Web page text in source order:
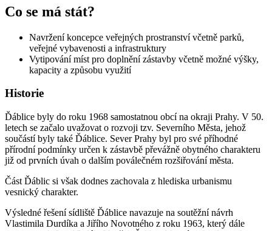
Co se má stát?
Navržení koncepce veřejných prostranství včetně parků,
veřejné vybavenosti a infrastruktury
Vytipování míst pro doplnění zástavby včetně možné výšky,
kapacity a způsobu využití
Historie
Ďáblice byly do roku 1968 samostatnou obcí na okraji Prahy. V 50.
letech se začalo uvažovat o rozvoji tzv. Severního Města, jehož
součástí byly také Ďáblice. Sever Prahy byl pro své příhodné
přírodní podmínky určen k zástavbě převážně obytného charakteru
již od prvních úvah o dalším poválečném rozšiřování města.
Část Ďáblic si však dodnes zachovala z hlediska urbanismu
vesnický charakter.
Výsledné řešení sídliště Ďáblice navazuje na soutěžní návrh
Vlastimila Durdíka a Jiřího Novotného z roku 1963, který dále